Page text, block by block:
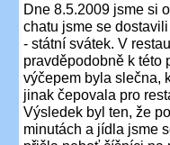
Dne 8.5.2009 jsme si
chatu jsme se
- státní svátek. V
pravděpodobně k této
výčepem byla slečna,
jinak čepovala pro
Výsledek byl ten, že
minutách a jídla jsme